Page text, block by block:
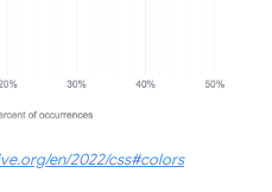
en/2022/css#colors